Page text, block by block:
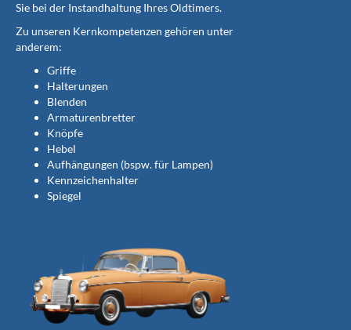
Sie bei der Instandhaltung Ihres Oldtimers.
Zu unseren Kernkompetenzen gehören unter
anderem:
Griffe
Halterungen
Blenden
Armaturenbretter
Knöpfe
Hebel
Aufhängungen (bspw. für Lampen)
Kennzeichenhalter
Spiegel